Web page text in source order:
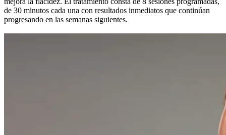
de 30 minutos cada una con resultados inmediatos que continúan
progresando en las semanas siguientes.